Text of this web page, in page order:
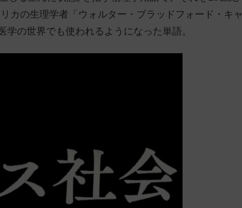
カの生理学者「ウォルター・ブラッドフォード・キャ
学の世界でも使われるようになった単語。